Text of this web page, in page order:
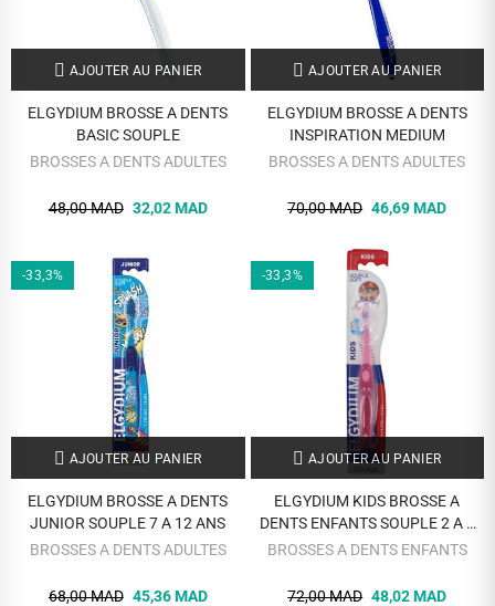
AJOUTER AU PANIER
ELGYDIUM BROSSE A DENTS
BASIC SOUPLE
BROSSES A DENTS ADULTES
48,00 MAD 32,02 MAD
AJOUTER AU PANIER
ELGYDIUM BROSSE A DENTS
INSPIRATION MEDIUM
BROSSES A DENTS ADULTES
70,00 MAD 46,69 MAD
-33,3%
AJOUTER AU PANIER
ELGYDIUM BROSSE A DENTS
JUNIOR SOUPLE 7 A 12 ANS
BROSSES A DENTS ADULTES
68,00 MAD 45,36 MAD
-33,3%
AJOUTER AU PANIER
ELGYDIUM KIDS BROSSE A
DENTS ENFANTS SOUPLE 2 A 6
ANS
BROSSES A DENTS ENFANTS
72,00 MAD 48,02 MAD